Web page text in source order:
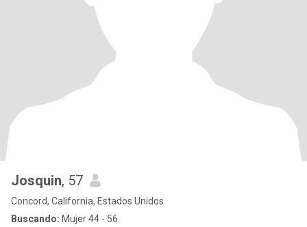
Josquin, 57
Concord, California, Estados Unidos
Buscando: Mujer 44 - 56